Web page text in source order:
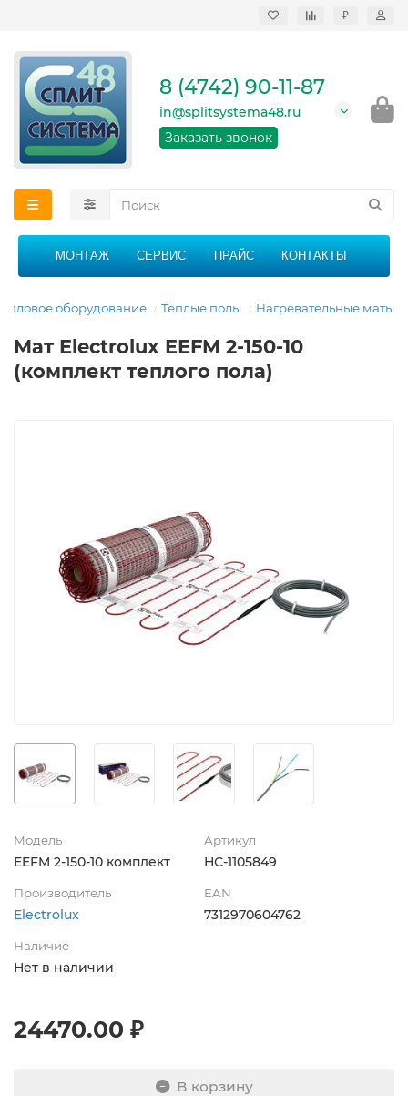
₽
кондиционеров в
области
График работы: 9:00 -
21:00 без перерыва и
8 (4742) 90-11-87
in@splitsystema48.ru
Заказать звонок
МОНТАЖ СЕРВИС ПРАЙС КОНТАКТЫ
оборудование Теплые полы Нагревательные маты
Мат Electrolux EEFM 2-150-10
(комплект теплого пола)
Модель
EEFM 2-150-10 комплект
Артикул
НС-1105849
Производитель
Electrolux
EAN
7312970604762
Наличие
Нет в наличии
24470.00 ₽
В корзину